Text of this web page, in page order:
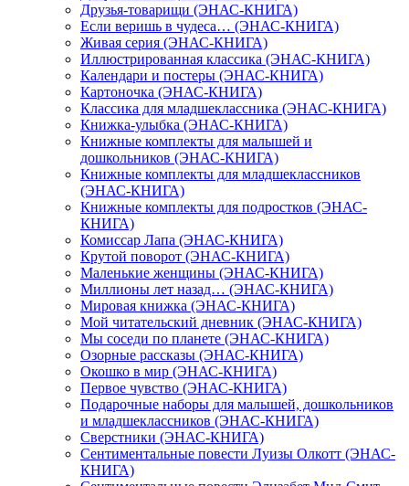
Друзья-товарищи (ЭНАС-КНИГА)
Если веришь в чудеса… (ЭНАС-КНИГА)
Живая серия (ЭНАС-КНИГА)
Иллюстрированная классика (ЭНАС-КНИГА)
Календари и постеры (ЭНАС-КНИГА)
Картоночка (ЭНАС-КНИГА)
Классика для младшеклассника (ЭНАС-КНИГА)
Книжка-улыбка (ЭНАС-КНИГА)
Книжные комплекты для малышей и
дошкольников (ЭНАС-КНИГА)
Книжные комплекты для младшеклассников
(ЭНАС-КНИГА)
Книжные комплекты для подростков (ЭНАС-
КНИГА)
Комиссар Лапа (ЭНАС-КНИГА)
Крутой поворот (ЭНАС-КНИГА)
Маленькие женщины (ЭНАС-КНИГА)
Миллионы лет назад… (ЭНАС-КНИГА)
Мировая книжка (ЭНАС-КНИГА)
Мой читательский дневник (ЭНАС-КНИГА)
Мы соседи по планете (ЭНАС-КНИГА)
Озорные рассказы (ЭНАС-КНИГА)
Окошко в мир (ЭНАС-КНИГА)
Первое чувство (ЭНАС-КНИГА)
Подарочные наборы для малышей, дошкольников
и младшеклассников (ЭНАС-КНИГА)
Сверстники (ЭНАС-КНИГА)
Сентиментальные повести Луизы Олкотт (ЭНАС-
КНИГА)